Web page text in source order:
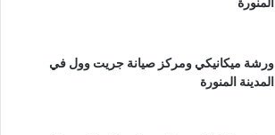
ورشة ميكانيكي ومركز صيانة جريت وول في
المدينة المنورة